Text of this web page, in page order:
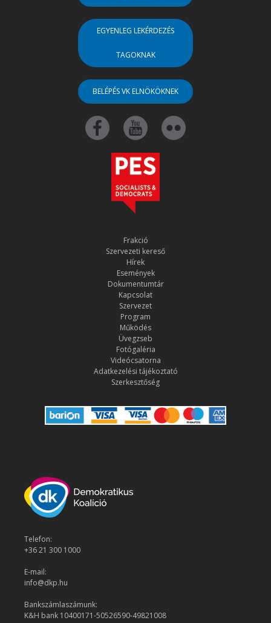
EGYENLEG LEKÉRDEZÉS
TAGOKNAK
BELÉPÉS VK ELNÖKÖKNEK
Frakció
Szervezeti kereső
Hírek
Események
Dokumentumtár
Kapcsolat
Szervezet
Program
Működés
Üvegzseb
Fotógaléria
Videócsatorna
Adatkezelési tájékoztató
Szerkesztőség
Telefon:
+36 21 300 1000
E-mail:
info@dkp.hu
Bankszámlaszámunk:
K&H bank 10400171-50526590-49821008